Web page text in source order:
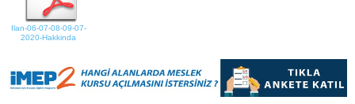
Ilan-06-07-08-09-07-
2020-Hakkinda